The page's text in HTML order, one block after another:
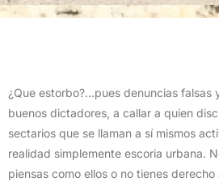
¿Que estorbo?…pues denuncias falsas
buenos dictadores, a callar a quien
sectarios que se llaman a sí mismos
realidad simplemente escoria urbana.
piensas como ellos o no tienes